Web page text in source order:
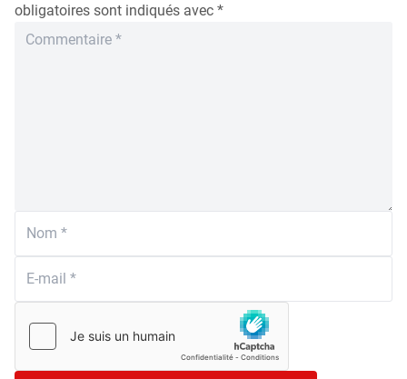
obligatoires sont indiqués avec *